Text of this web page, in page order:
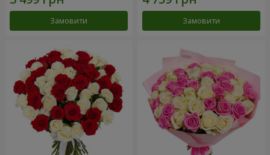
Замовити Замовити